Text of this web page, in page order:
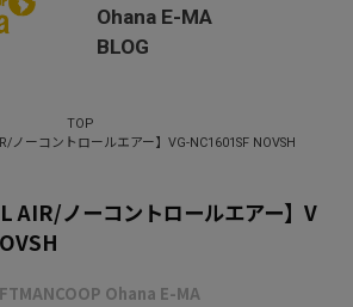
Ohana E-MA
BLOG
TOP
ノーコントロールエアー】VG-NC1601SF NOVSH
AIR/ノーコントロールエアー】V
Ohana E-MA